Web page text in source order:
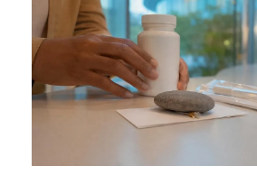
Српски језик
Svenska
Bosanski
Azərbaycan dili
Eesti